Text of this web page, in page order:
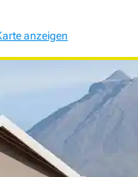
anzeigen